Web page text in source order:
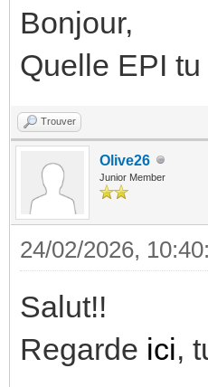
Bonjour,
Quelle EPI
Trouver
Olive26
Junior Member
24/02/2026,
Salut!!
Regarde ici,